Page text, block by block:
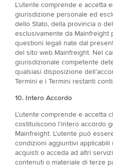
L’utente comprende e accetta
giurisdizione personale ed
dello Stato, della provincia o
esclusivamente da Mainfreight
questioni legali nate dal
del sito web Mainfreight. Nel
giurisdizionale competente
qualsiasi disposizione
Termini e i Termini restanti
10. Intero Accordo
L’utente comprende e accetta
costituiscono l’intero accordo
Mainfreight. L’utente può
condizioni aggiuntivi applicabili
acquisti o acceda ad altri
contenuti o materiale di terze